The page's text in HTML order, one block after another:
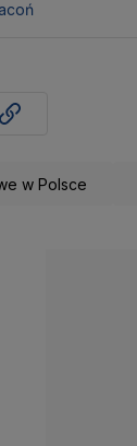
w Polsce